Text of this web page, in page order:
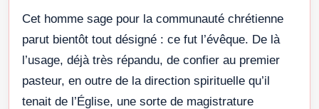
Cet homme sage pour la communauté chrétienne
parut bientôt tout désigné : ce fut l’évêque. De là
l’usage, déjà très répandu, de confier au premier
pasteur, en outre de la direction spirituelle qu’il
tenait de l’Église, une sorte de magistrature